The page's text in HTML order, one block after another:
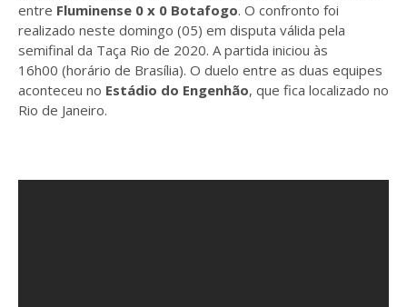
entre Fluminense 0 x 0 Botafogo. O confronto foi
realizado neste domingo (05) em disputa válida pela
semifinal da Taça Rio de 2020. A partida iniciou às
16h00 (horário de Brasília). O duelo entre as duas equipes
aconteceu no Estádio do Engenhão, que fica localizado no
Rio de Janeiro.